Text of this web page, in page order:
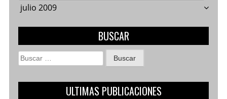
julio 2009
BUSCAR
Buscar:
ULTIMAS PUBLICACIONES